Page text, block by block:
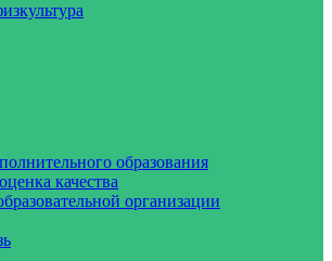
образования
качества
организации